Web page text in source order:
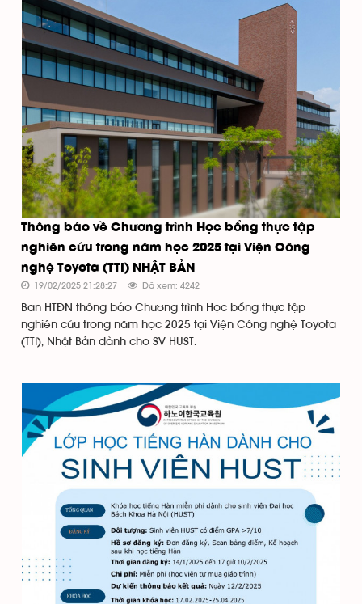
Thông báo về Chương trình Học bổng thực tập
nghiên cứu trong năm học 2025 tại Viện Công
nghệ Toyota (TTI) NHẬT BẢN
19/02/2025 21:28:27 Đã xem: 4242
Ban HTĐN thông báo Chương trình Học bổng thực tập
nghiên cứu trong năm học 2025 tại Viện Công nghệ Toyota
(TTI), Nhật Bản dành cho SV HUST.